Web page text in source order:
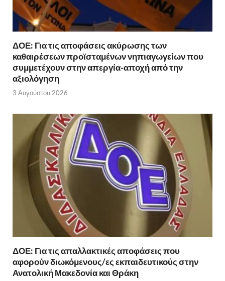
ΔΟΕ: Για τις αποφάσεις ακύρωσης των
καθαιρέσεων προϊσταμένων νηπιαγωγείων που
συμμετέχουν στην απεργία-αποχή από την
αξιολόγηση
3 Αυγούστου 2026
ΔΟΕ: Για τις απαλλακτικές αποφάσεις που
αφορούν διωκόμενους/ες εκπαιδευτικούς στην
Ανατολική Μακεδονία και Θράκη